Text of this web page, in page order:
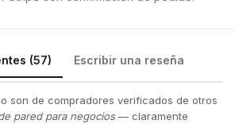
(57) Escribir una reseña
son de compradores verificados de otros
pared para negocios— claramente